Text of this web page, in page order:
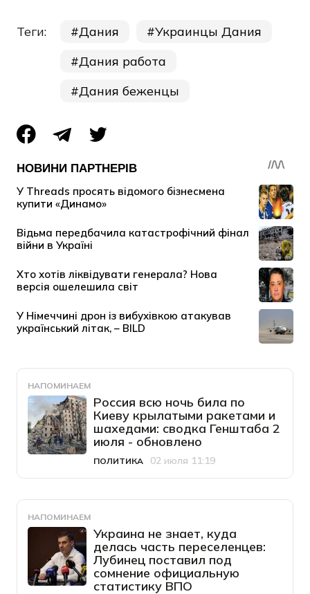
Теги: Дания
Украинцы Дания
Дания работа
Дания беженцы
НАПОМИНАЕМ
Россия всю ночь била по
Киеву крылатыми ракетами и
шахедами: сводка Генштаба 2
июля - обновлено
Категория
ПОЛИТИКА
Дата публикации
02 июля 11:19
НАПОМИНАЕМ
Украина не знает, куда
делась часть переселенцев:
Лубинец поставил под
сомнение официальную
статистику ВПО